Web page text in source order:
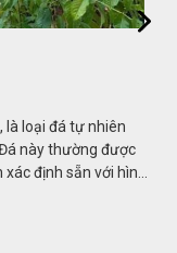
dựng, sắp đặt,
ngoài tự nhiên vào
người ta gọi là “giả
cho mục đích thưởng